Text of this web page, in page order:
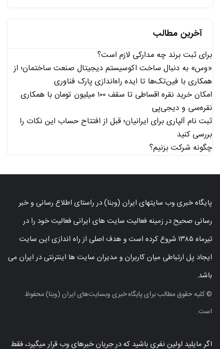
آخرین مطالب
برای ثبت برند چه مدارکی لازم است؟
«وس» به دنبال ساخت اکوسیستم دیجیتال صنعت ساختمان؛ از
همکاری با فین‌تک‌ها تا ایده راه‌اندازی پارک فناوری
امکان خرید نقره اقساطی تا سقف ۱۰۰ میلیون تومان با همکاری
نقره‌سی و دیجی‌پی
ثبت نام آلپاری برای ایرانیان؛ قبل از افتتاح حساب این نکات را
بررسی کنید
چگونه شرکت بزنیم؟
پایگاه خبری وب سایتهای ایران (وبنا) در راستای اطلاع رسانی و خبر
رسانی صحیح در زمینه فعالیت سایت های ایرانی فعالیت خود را در
تیرماه ۱۳۸۵ شروع کرده است و هدف اصلی از راه اندازی این سایت
ایجاد پل ارتباطی میان کاربران و مدیران سایت ها اینترنتی در ایران می
باشد.
© کلیه حقوق مطالب برای پایگاه خبری وبسایت‌های ایران (وبنا) محفوظ
است.
اگر مایلید اولین نفری باشید که در جریان خبرهای وب قرار میگیرد، فقط